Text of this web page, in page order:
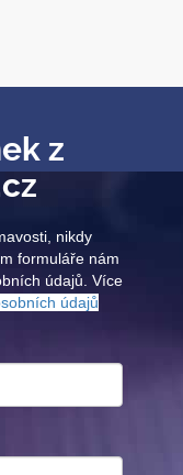
z
nikdy
formuláře nám
údajů. Více
údajů